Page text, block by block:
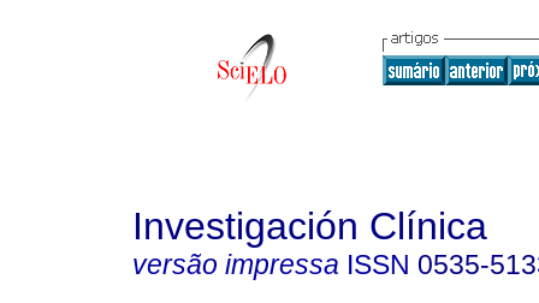
Investigación Clínica
versão impressa ISSN 0535-